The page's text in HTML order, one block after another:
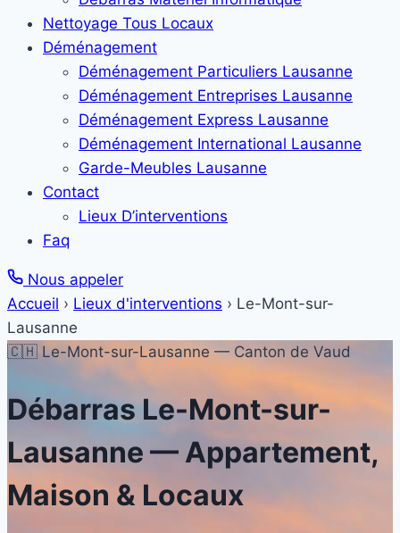
Nettoyage Tous Locaux
Déménagement
Déménagement Particuliers Lausanne
Déménagement Entreprises Lausanne
Déménagement Express Lausanne
Déménagement International Lausanne
Garde-Meubles Lausanne
Contact
Lieux D’interventions
Faq
Nous appeler
Accueil › Lieux d'interventions › Le-Mont-sur-
Lausanne
🇨🇭 Le-Mont-sur-Lausanne — Canton de Vaud
DébarrasLe-Mont-sur-
Lausanne — Appartement,
Maison & Locaux